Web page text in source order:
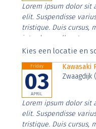
Lorem ipsum dolor sit
elit. Suspendisse
tristique. Duis cursus,
interdum nulla, ut
Aenean faucibus nibh
Kies een locatie en
Friday
03
APRIL
Kawasaki
Zwaagdijk
Lorem ipsum dolor sit
elit. Suspendisse
tristique. Duis cursus,